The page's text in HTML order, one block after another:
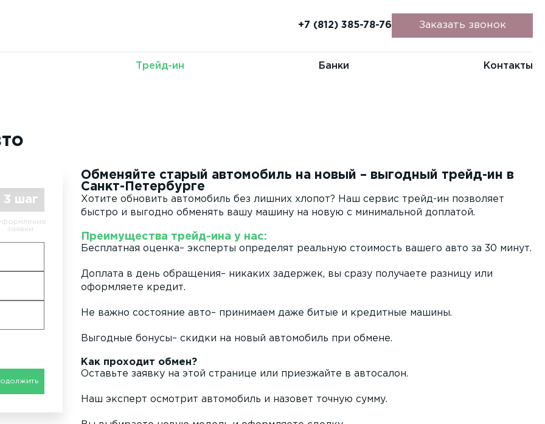
+7 (812) 385-78-76 Заказать звонок
Трейд-ин Банки Контакты
3 шаг
заявки
Обменяйте старый автомобиль на новый – выгодный трейд-ин в
Санкт-Петербурге
Хотите обновить автомобиль без лишних хлопот? Наш сервис трейд-ин позволяет
быстро и выгодно обменять вашу машину на новую с минимальной доплатой.
Преимущества трейд-ина у нас:
Бесплатная оценка– эксперты определят реальную стоимость вашего авто за 30 минут.
Доплата в день обращения– никаких задержек, вы сразу получаете разницу или
оформляете кредит.
Не важно состояние авто– принимаем даже битые и кредитные машины.
Выгодные бонусы– скидки на новый автомобиль при обмене.
Как проходит обмен?
Оставьте заявку на этой странице или приезжайте в автосалон.
Наш эксперт осмотрит автомобиль и назовет точную сумму.